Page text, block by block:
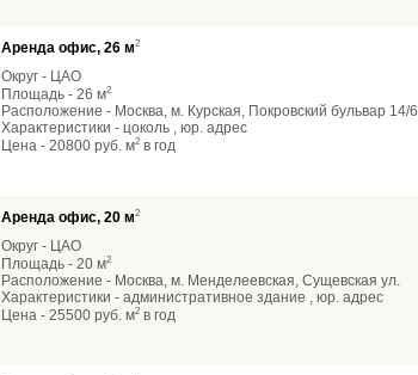
Аренда офис, 26 м2
Округ - ЦАО
Площадь - 26 м2
Расположение - Москва, м. Курская, Покровский бульвар 14/6
Характеристики - цоколь , юр. адрес
Цена - 20800 руб. м2 в год
Аренда офис, 20 м2
Округ - ЦАО
Площадь - 20 м2
Расположение - Москва, м. Менделеевская, Сущевская ул.
Характеристики - административное здание , юр. адрес
Цена - 25500 руб. м2 в год